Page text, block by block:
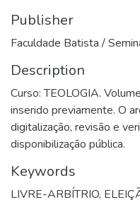
Publisher
Faculdade Batista /
Description
Curso: TEOLOGIA.
inserido previamente. O
digitalização, revisão e
disponibilização pública.
Keywords
LIVRE-ARBÍTRIO,